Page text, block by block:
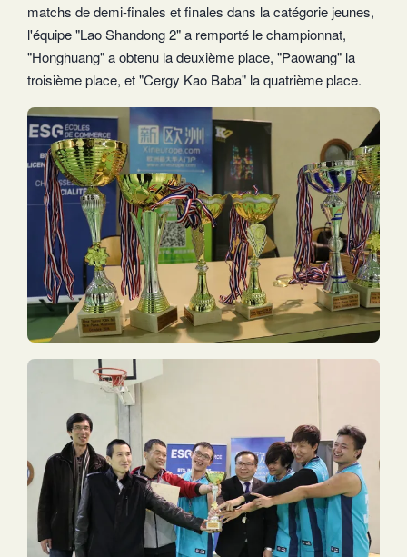
matchs de demi-finales et finales dans la catégorie jeunes,
l'équipe "Lao Shandong 2" a remporté le championnat,
"Honghuang" a obtenu la deuxième place, "Paowang" la
troisième place, et "Cergy Kao Baba" la quatrième place.